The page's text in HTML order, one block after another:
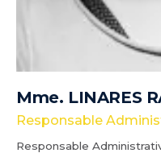
Mme. LINARES
Responsable
Responsable